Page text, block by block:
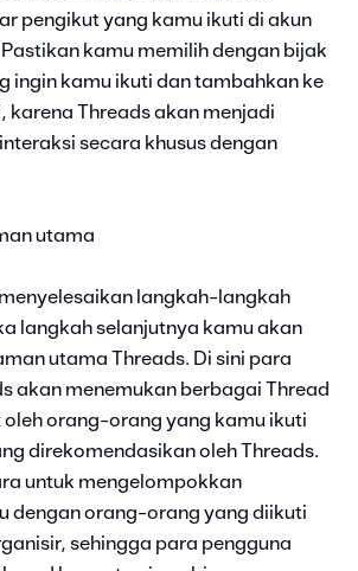
pengikut yang kamu ikuti di akun
kamu memilih dengan bijak
ingin kamu ikuti dan tambahkan ke
karena Threads akan menjadi
secara khusus dengan
utama
langkah-langkah
langkah selanjutnya kamu akan
utama Threads. Di sini para
akan menemukan berbagai Thread
orang-orang yang kamu ikuti
direkomendasikan oleh Threads.
untuk mengelompokkan
dengan orang-orang yang diikuti
sehingga para pengguna